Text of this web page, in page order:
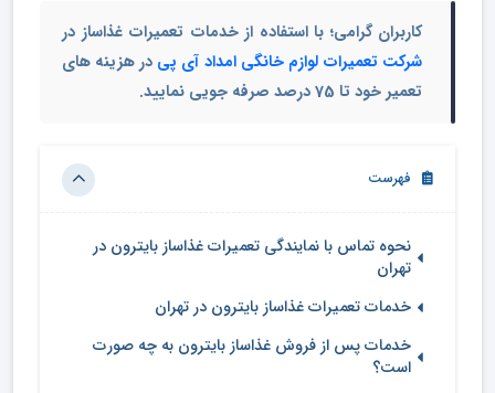
کاربران گرامی؛ با استفاده از خدمات تعمیرات غذاساز در
شرکت تعمیرات لوازم خانگی امداد آی پی در هزینه های
تعمیر خود تا 75 درصد صرفه جویی نمایید.
فهرست
نحوه تماس با نمایندگی تعمیرات غذاساز بایترون در
تهران
خدمات تعمیرات غذاساز بایترون در تهران
خدمات پس از فروش غذاساز بایترون به چه صورت
است؟